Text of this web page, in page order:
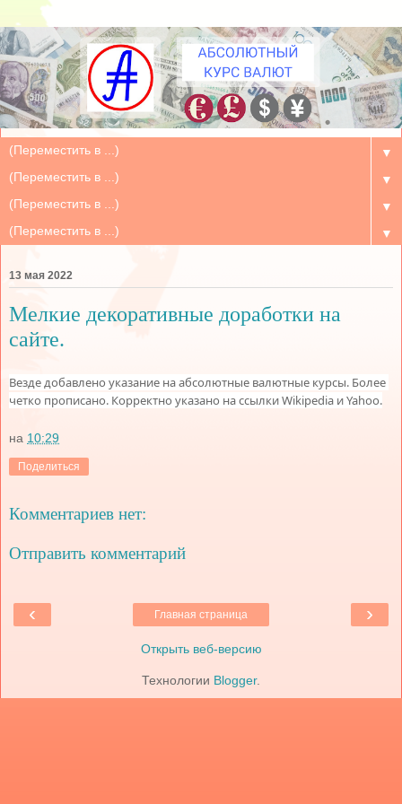
▼
▼
▼
▼
13 мая 2022
Мелкие декоративные доработки на
сайте.
Везде добавлено указание на абсолютные валютные курсы. Более
четко прописано. Корректно указано на ссылки Wikipedia и Yahoo.
на 10:29
Поделиться
Комментариев нет:
Отправить комментарий
‹ ›
Главная страница
Открыть веб-версию
Технологии Blogger.